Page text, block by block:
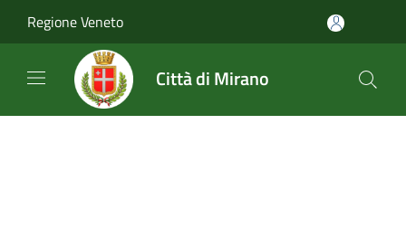
Regione Veneto
Città di Mirano